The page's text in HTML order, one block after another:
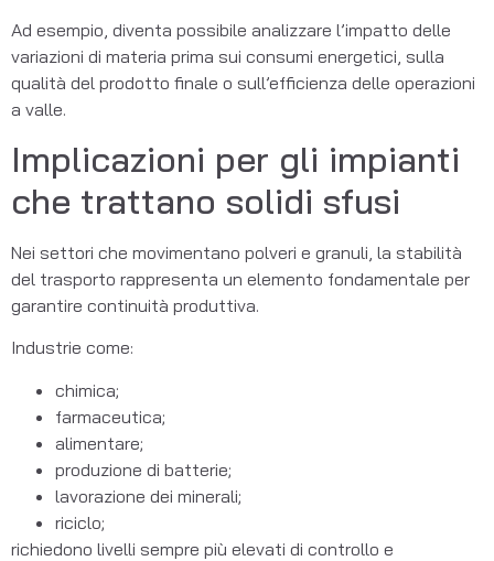
Ad esempio, diventa possibile analizzare l’impatto delle
variazioni di materia prima sui consumi energetici, sulla
qualità del prodotto finale o sull’efficienza delle operazioni
a valle.
Implicazioni per gli impianti
che trattano solidi sfusi
Nei settori che movimentano polveri e granuli, la stabilità
del trasporto rappresenta un elemento fondamentale per
garantire continuità produttiva.
Industrie come:
chimica;
farmaceutica;
alimentare;
produzione di batterie;
lavorazione dei minerali;
riciclo;
richiedono livelli sempre più elevati di controllo e